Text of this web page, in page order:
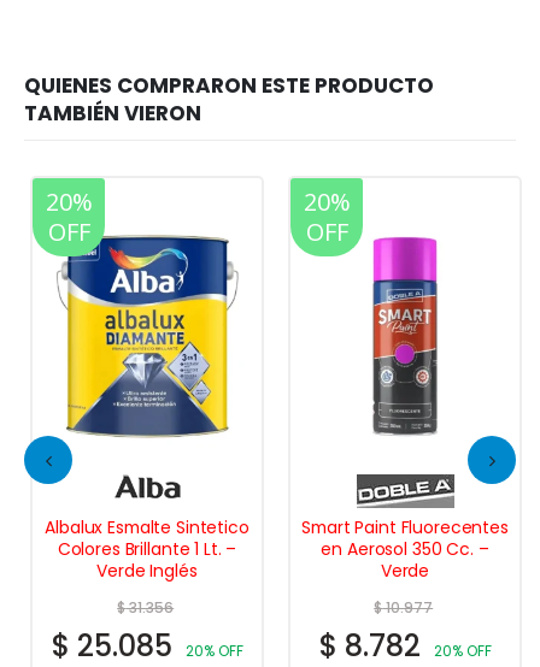
20%
OFF
Albalux Esmalte Sintetico
Colores Brillante 1 Lt. –
Verde Inglés
$31.356
$ 25.085 20% OFF
20%
OFF
Smart Paint Fluorecentes
en Aerosol 350 Cc. –
Verde
$10.977
$ 8.782 20% OFF